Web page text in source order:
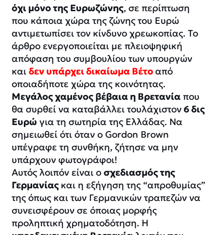
όχι μόνο της Ευρωζώνης, σε περίπτωση
που κάποια χώρα της ζώνης του Ευρώ
αντιμετωπίσει τον κίνδυνο χρεωκοπίας. Το
άρθρο ενεργοποιείται με πλειοψηφική
απόφαση του συμβουλίου των υπουργών
και δεν υπάρχει δικαίωμα Βέτοαπό
οποιαδήποτε χώρα της κοινότητας.
Μεγάλος χαμένος βέβαια η Βρετανία που
θα συρθεί να καταβάλλει τουλάχιστον 6 δις
Ευρώ για τη σωτηρία της Ελλάδας. Να
σημειωθεί ότι όταν ο Gordon Brown
υπέγραφε τη συνθήκη, ζήτησε να μην
υπάρχουν φωτογράφοι!
Αυτός λοιπόν είναι ο σχεδιασμός της
Γερμανίας και η εξήγηση της “απροθυμίας”
της όπως και των Γερμανικών τραπεζών να
συνεισφέρουν σε όποιας μορφής
προληπτική χρηματοδότηση. Η